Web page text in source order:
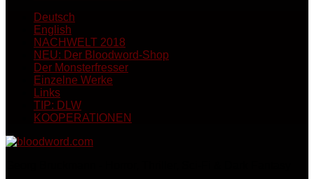
Deutsch
English
NACHWELT 2018
NEU: Der Bloodword-Shop
Der Monsterfresser
Einzelne Werke
Links
TIP: DLW
KOOPERATIONEN